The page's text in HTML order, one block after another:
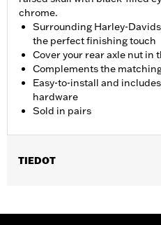
chrome.
Surrounding Harley-
the perfect finishing touch
Cover your rear axle nut in
Complements the
Easy-to-install and
hardware
Sold in pairs
TIEDOT